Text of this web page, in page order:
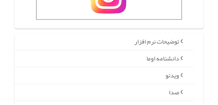
توضیحات نرم افزار
دانشنامه اوما
ویدئو
صدا